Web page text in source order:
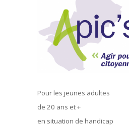
Pour les jeunes adultes
de 20 ans et +
en situation de handicap